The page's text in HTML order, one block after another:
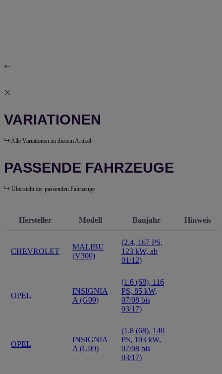
VARIATIONEN
Alle Variationen zu diesem Artikel
PASSENDE FAHRZEUGE
Übersicht der passenden Fahrzeuge
Hersteller Modell Baujahr Hinweis
CHEVROLET
MALIBU
(V300)
(2.4, 167 PS,
123 kW, ab
01/12)
OPEL
INSIGNIA
A (G09)
(1.6 (68), 116
PS, 85 kW,
07/08 bis
03/17)
OPEL
INSIGNIA
A (G09)
(1.8 (68), 140
PS, 103 kW,
07/08 bis
03/17)